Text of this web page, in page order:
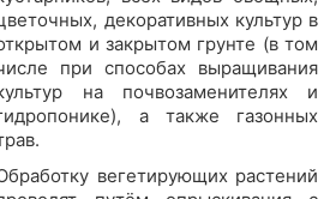
декоративных культур в
и закрытом грунте (в том
при способах выращивания
на почвозаменителях и
а также газонных
вегетирующих растений